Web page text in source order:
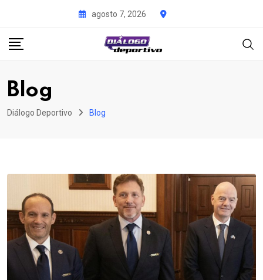
content
agosto 7, 2026
Blog
Diálogo Deportivo Blog